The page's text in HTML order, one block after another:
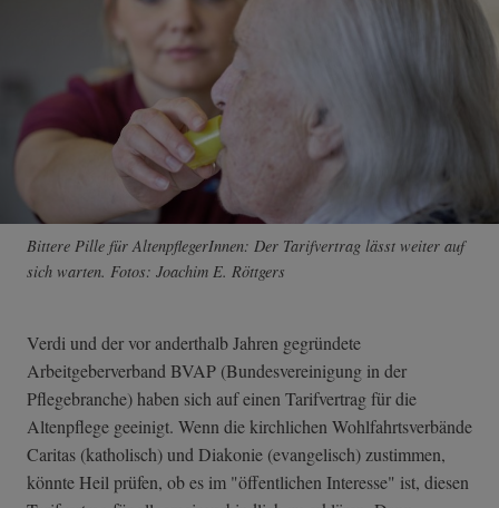
Bittere Pille für AltenpflegerInnen: Der Tarifvertrag lässt weiter auf
sich warten. Fotos: Joachim E. Röttgers
Verdi und der vor anderthalb Jahren gegründete
Arbeitgeberverband BVAP (Bundesvereinigung in der
Pflegebranche) haben sich auf einen Tarifvertrag für die
Altenpflege geeinigt. Wenn die kirchlichen Wohlfahrtsverbände
Caritas (katholisch) und Diakonie (evangelisch) zustimmen,
könnte Heil prüfen, ob es im "öffentlichen Interesse" ist, diesen